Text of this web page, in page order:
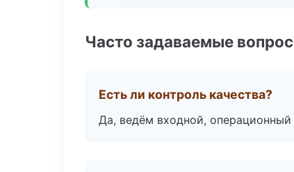
Часто задаваемые
Есть ли контроль качества?
Да, ведём входной,